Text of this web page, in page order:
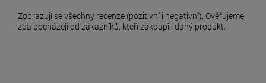
Zobrazují se všechny recenze (pozitivní i negativní). Ověřujeme,
zda pocházejí od zákazníků, kteří zakoupili daný produkt.